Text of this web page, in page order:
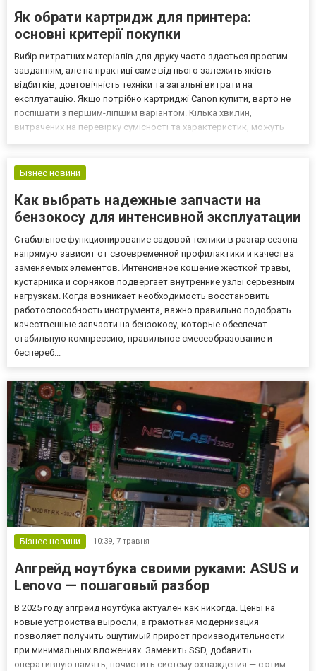
Як обрати картридж для принтера:
основні критерії покупки
Вибір витратних матеріалів для друку часто здається простим
завданням, але на практиці саме від нього залежить якість
відбитків, довговічність техніки та загальні витрати на
експлуатацію. Якщо потрібно картриджі Canon купити, варто не
поспішати з першим-ліпшим варіантом. Кілька хвилин,
витрачених на перевірку сумісності та характеристик, можуть
Бізнес новини
Как выбрать надежные запчасти на
бензокосу для интенсивной эксплуатации
Стабильное функционирование садовой техники в разгар сезона
напрямую зависит от своевременной профилактики и качества
заменяемых элементов. Интенсивное кошение жесткой травы,
кустарника и сорняков подвергает внутренние узлы серьезным
нагрузкам. Когда возникает необходимость восстановить
работоспособность инструмента, важно правильно подобрать
качественные запчасти на бензокосу, которые обеспечат
стабильную компрессию, правильное смесеобразование и
беспереб...
Бізнес новини 10:39, 7 травня
Апгрейд ноутбука своими руками: ASUS и
Lenovo — пошаговый разбор
В 2025 году апгрейд ноутбука актуален как никогда. Цены на
новые устройства выросли, а грамотная модернизация
позволяет получить ощутимый прирост производительности
при минимальных вложениях. Заменить SSD, добавить
оперативную память, почистить систему охлаждения — с этим